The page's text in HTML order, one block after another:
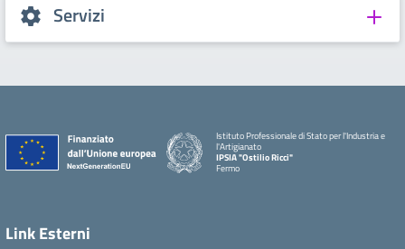
Servizi
Istituto Professionale di Stato per l'Industria e
l'Artigianato
IPSIA "Ostilio Ricci"
Fermo
Link Esterni